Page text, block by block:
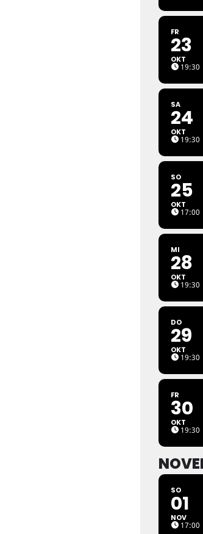
FR
23
OKT
19:30
SA
24
OKT
19:30
SO
25
OKT
17:00
MI
28
OKT
19:30
DO
29
OKT
19:30
FR
30
OKT
19:30
SO
01
NOV
17:00